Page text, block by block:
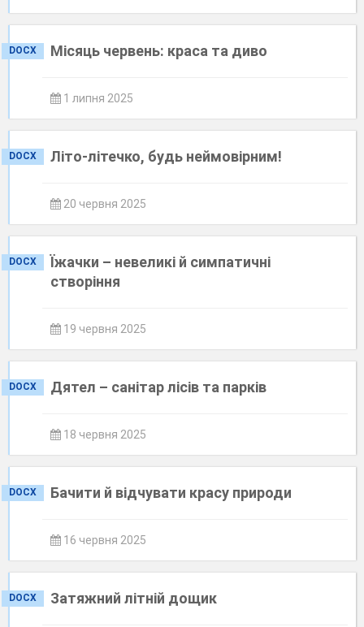
DOCX Місяць червень: краса та диво
1 липня 2025
DOCX Літо-літечко, будь неймовірним!
20 червня 2025
DOCX
Їжачки – невеликі й симпатичні
створіння
19 червня 2025
DOCX Дятел – санітар лісів та парків
18 червня 2025
DOCX Бачити й відчувати красу природи
16 червня 2025
DOCX Затяжний літній дощик